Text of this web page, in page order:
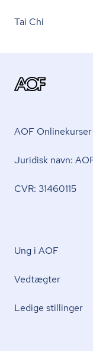
Tai Chi
AOF Onlinekurser
Juridisk navn:
CVR: 31460115
Ung i AOF
Vedtægter
Ledige stillinger